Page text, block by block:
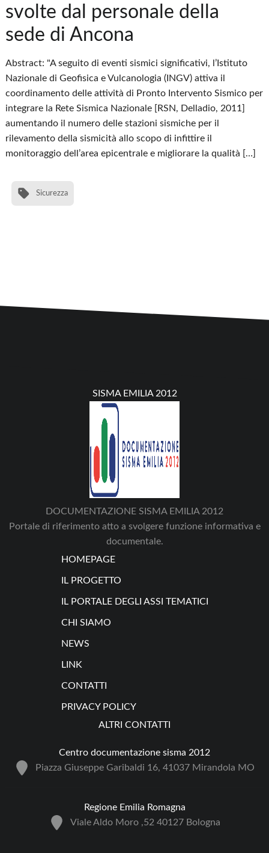
svolte dal personale della
sede di Ancona
Abstract: "A seguito di eventi sismici significativi, l’Istituto
Nazionale di Geofisica e Vulcanologia (INGV) attiva il
coordinamento delle attività di Pronto Intervento Sismico per
integrare la Rete Sismica Nazionale [RSN, Delladio, 2011]
aumentando il numero delle stazioni sismiche per il
rilevamento della sismicità allo scopo di infittire il
monitoraggio dell’area epicentrale e migliorare la qualità […]
Sicurezza
SISMA EMILIA 2012
DOCUMENTAZIONE SISMA EMILIA 2012
Portale di riferimento atto a svolgere funzione informativa e
documentale.
HOMEPAGE
IL PROGETTO
IL PORTALE DEGLI ASSI TEMATICI
CHI SIAMO
NEWS
LINK
CONTATTI
PRIVACY POLICY
ALTRI CONTATTI
Centro documentazione sisma 2012
Piazza Giuseppe Garibaldi 16, 41037 Mirandola MO
Regione Emilia Romagna
Viale Aldo Moro ,52 40127 Bologna